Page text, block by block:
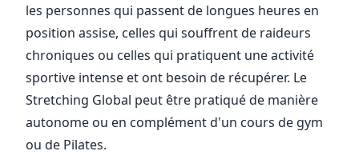
les personnes qui passent de longues heures en
position assise, celles qui souffrent de raideurs
chroniques ou celles qui pratiquent une activité
sportive intense et ont besoin de récupérer. Le
Stretching Global peut être pratiqué de manière
autonome ou en complément d'un cours de gym
ou de Pilates.